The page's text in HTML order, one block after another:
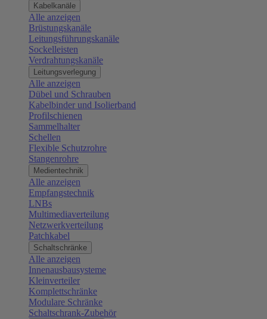
Kabelkanäle
Alle anzeigen
Brüstungskanäle
Leitungsführungskanäle
Sockelleisten
Verdrahtungskanäle
Leitungsverlegung
Alle anzeigen
Dübel und Schrauben
Kabelbinder und Isolierband
Profilschienen
Sammelhalter
Schellen
Flexible Schutzrohre
Stangenrohre
Medientechnik
Alle anzeigen
Empfangstechnik
LNBs
Multimediaverteilung
Netzwerkverteilung
Patchkabel
Schaltschränke
Alle anzeigen
Innenausbausysteme
Kleinverteiler
Komplettschränke
Modulare Schränke
Schaltschrank-Zubehör